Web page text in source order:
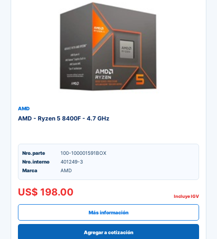
AMD
AMD - Ryzen 5 8400F - 4.7 GHz
Nro. parte
100-100001591BOX
Nro. interno
401249-3
Marca
AMD
US$ 198.00 Incluye IGV
Más información
Agregar a cotización